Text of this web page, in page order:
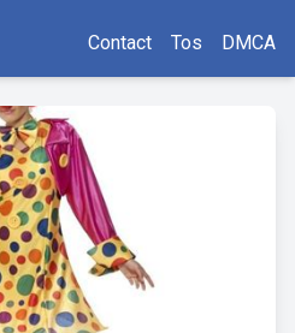
Contact Tos DMCA